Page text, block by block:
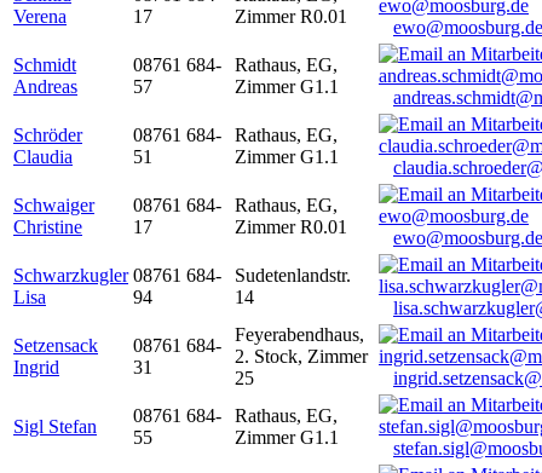
Verena
17
Zimmer R0.01
ewo@moosburg.de
Schmidt
Andreas
08761 684-
57
Rathaus, EG,
Zimmer G1.1
Schröder
Claudia
08761 684-
51
Rathaus, EG,
Zimmer G1.1
Schwaiger
Christine
08761 684-
17
Rathaus, EG,
Zimmer R0.01
ewo@moosburg.de
Schwarzkugler
Lisa
08761 684-
94
Sudetenlandstr.
14
Setzensack
Ingrid
08761 684-
31
Feyerabendhaus,
2. Stock, Zimmer
25
Sigl Stefan
08761 684-
55
Rathaus, EG,
Zimmer G1.1